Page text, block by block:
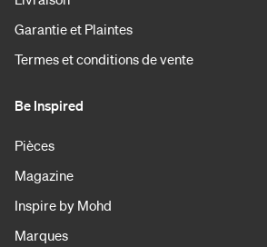
Garantie et Plaintes
Termes et conditions de vente
Be Inspired
Pièces
Magazine
Inspire by Mohd
Marques